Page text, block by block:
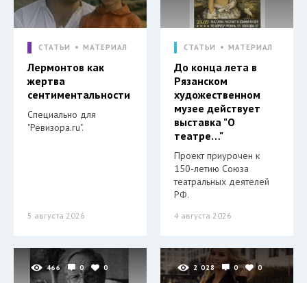
СТАТЬИ МАТЕРИАЛ
Лермонтов как
жертва
сентиментальности
Специально для
"Ревизора.ru".
5 августа 2026
СТАТЬИ МАТЕРИАЛ
До конца лета в
Рязанском
художественном
музее действует
выставка "О
театре…"
Проект приурочен к
150-летию Союза
театральных деятелей
РФ.
4 августа 2026
466 0 0 2 028 0 0